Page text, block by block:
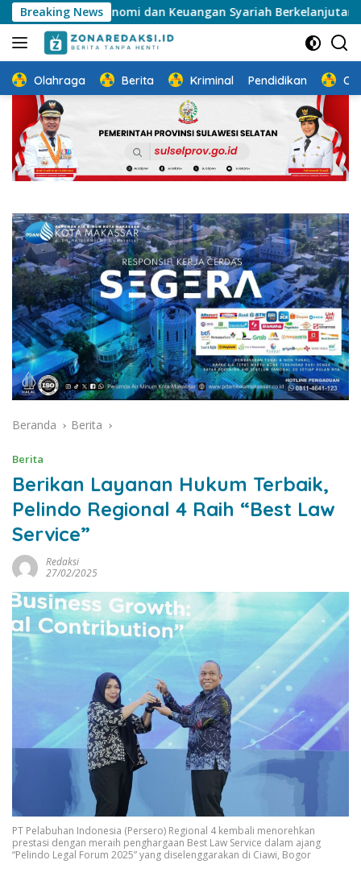
Langsung
ke
konten
Breaking News
Ekonomi dan Keuangan Syariah Berkelanjutan
Olahraga Berita Kriminal Pendidikan
Beranda Berita
Berita
Berikan Layanan Hukum Terbaik,
Pelindo Regional 4 Raih “Best Law
Service”
Redaksi
27/02/2025
PT Pelabuhan Indonesia (Persero) Regional 4 kembali menorehkan
prestasi dengan meraih penghargaan Best Law Service dalam ajang
“Pelindo Legal Forum 2025” yang diselenggarakan di Ciawi, Bogor